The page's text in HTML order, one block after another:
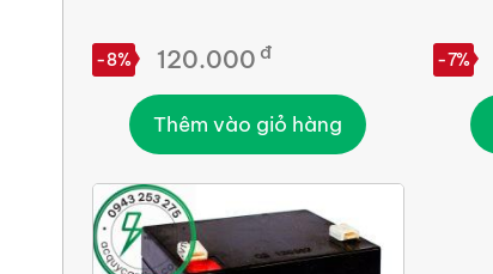
-8% 120.000 đ
Thêm vào giỏ hàng
-7%